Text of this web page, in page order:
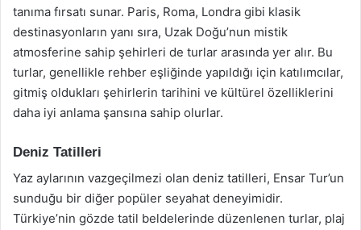
tanıma fırsatı sunar. Paris, Roma, Londra gibi klasik
destinasyonların yanı sıra, Uzak Doğu’nun mistik
atmosferine sahip şehirleri de turlar arasında yer alır. Bu
turlar, genellikle rehber eşliğinde yapıldığı için katılımcılar,
gitmiş oldukları şehirlerin tarihini ve kültürel özelliklerini
daha iyi anlama şansına sahip olurlar.
Deniz Tatilleri
Yaz aylarının vazgeçilmezi olan deniz tatilleri, Ensar Tur’un
sunduğu bir diğer popüler seyahat deneyimidir.
Türkiye’nin gözde tatil beldelerinde düzenlenen turlar, plaj